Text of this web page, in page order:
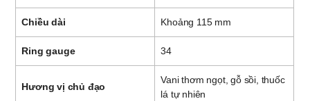
Chiều dài Khoảng 115 mm
Ring gauge 34
Hương vị chủ đạo
Vani thơm ngọt, gỗ sồi, thuốc
lá tự nhiên